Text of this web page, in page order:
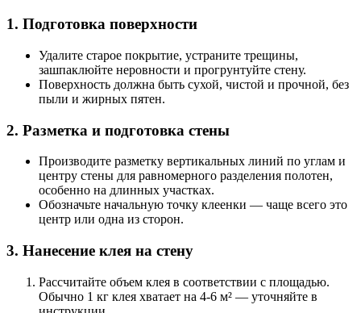
1. Подготовка поверхности
Удалите старое покрытие, устраните трещины,
зашпаклюйте неровности и прогрунтуйте стену.
Поверхность должна быть сухой, чистой и прочной, без
пыли и жирных пятен.
2. Разметка и подготовка стены
Производите разметку вертикальных линий по углам и
центру стены для равномерного разделения полотен,
особенно на длинных участках.
Обозначьте начальную точку клеенки — чаще всего это
центр или одна из сторон.
3. Нанесение клея на стену
Рассчитайте объем клея в соответствии с площадью.
Обычно 1 кг клея хватает на 4-6 м² — уточняйте в